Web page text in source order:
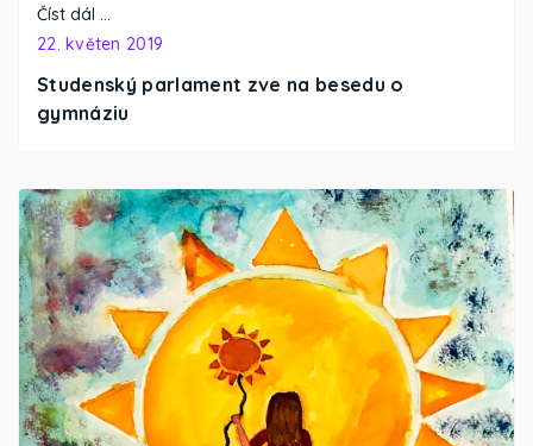
Studenský parlament zve na besedu o
gymnáziu
22. květen 2019
Číst dál …